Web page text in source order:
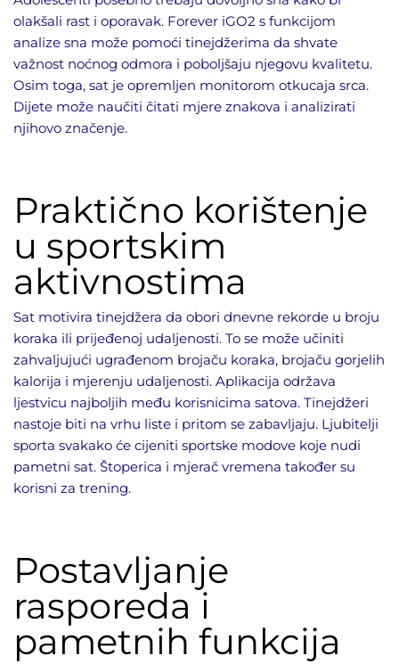
olakšali rast i oporavak. Forever iGO2 s funkcijom
analize sna može pomoći tinejdžerima da shvate
važnost noćnog odmora i poboljšaju njegovu kvalitetu.
Osim toga, sat je opremljen monitorom otkucaja srca.
Dijete može naučiti čitati mjere znakova i analizirati
njihovo značenje.
Praktično korištenje
u sportskim
aktivnostima
Sat motivira tinejdžera da obori dnevne rekorde u broju
koraka ili prijeđenoj udaljenosti. To se može učiniti
zahvaljujući ugrađenom brojaču koraka, brojaču gorjelih
kalorija i mjerenju udaljenosti. Aplikacija održava
ljestvicu najboljih među korisnicima satova. Tinejdžeri
nastoje biti na vrhu liste i pritom se zabavljaju. Ljubitelji
sporta svakako će cijeniti sportske modove koje nudi
pametni sat. Štoperica i mjerač vremena također su
korisni za trening.
Postavljanje
rasporeda i
pametnih funkcija